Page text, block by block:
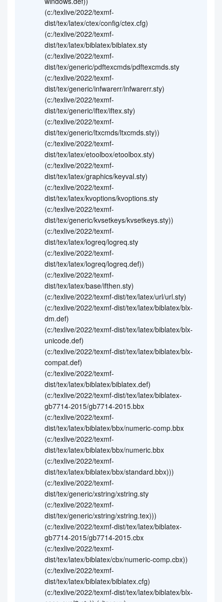
(c:/texlive/2022/texmf-
dist/tex/latex/ctex/config/ctex.cfg)
(c:/texlive/2022/texmf-
dist/tex/latex/biblatex/biblatex.sty
(c:/texlive/2022/texmf-
dist/tex/generic/pdftexcmds/pdftexcmds.sty
(c:/texlive/2022/texmf-
dist/tex/generic/infwarerr/infwarerr.sty)
(c:/texlive/2022/texmf-
dist/tex/generic/iftex/iftex.sty)
(c:/texlive/2022/texmf-
dist/tex/generic/ltxcmds/ltxcmds.sty))
(c:/texlive/2022/texmf-
dist/tex/latex/etoolbox/etoolbox.sty)
(c:/texlive/2022/texmf-
dist/tex/latex/graphics/keyval.sty)
(c:/texlive/2022/texmf-
dist/tex/latex/kvoptions/kvoptions.sty
(c:/texlive/2022/texmf-
dist/tex/generic/kvsetkeys/kvsetkeys.sty))
(c:/texlive/2022/texmf-
dist/tex/latex/logreq/logreq.sty
(c:/texlive/2022/texmf-
dist/tex/latex/logreq/logreq.def))
(c:/texlive/2022/texmf-
dist/tex/latex/base/ifthen.sty)
(c:/texlive/2022/texmf-dist/tex/latex/url/url.sty)
(c:/texlive/2022/texmf-dist/tex/latex/biblatex/blx-
dm.def)
(c:/texlive/2022/texmf-dist/tex/latex/biblatex/blx-
unicode.def)
(c:/texlive/2022/texmf-dist/tex/latex/biblatex/blx-
compat.def)
(c:/texlive/2022/texmf-
dist/tex/latex/biblatex/biblatex.def)
(c:/texlive/2022/texmf-dist/tex/latex/biblatex-
gb7714-2015/gb7714-2015.bbx
(c:/texlive/2022/texmf-
dist/tex/latex/biblatex/bbx/numeric-comp.bbx
(c:/texlive/2022/texmf-
dist/tex/latex/biblatex/bbx/numeric.bbx
(c:/texlive/2022/texmf-
dist/tex/latex/biblatex/bbx/standard.bbx)))
(c:/texlive/2022/texmf-
dist/tex/generic/xstring/xstring.sty
(c:/texlive/2022/texmf-
dist/tex/generic/xstring/xstring.tex)))
(c:/texlive/2022/texmf-dist/tex/latex/biblatex-
gb7714-2015/gb7714-2015.cbx
(c:/texlive/2022/texmf-
dist/tex/latex/biblatex/cbx/numeric-comp.cbx))
(c:/texlive/2022/texmf-
dist/tex/latex/biblatex/biblatex.cfg)
(c:/texlive/2022/texmf-dist/tex/latex/biblatex/blx-